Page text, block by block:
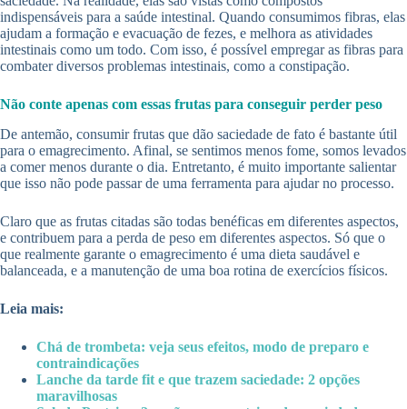
indispensáveis para a saúde intestinal. Quando consumimos fibras, elas
ajudam a formação e evacuação de fezes, e melhora as atividades
intestinais como um todo. Com isso, é possível empregar as fibras para
combater diversos problemas intestinais, como a constipação.
Não conte apenas com essas frutas para conseguir perder peso
De antemão, consumir frutas que dão saciedade de fato é bastante útil
para o emagrecimento. Afinal, se sentimos menos fome, somos levados
a comer menos durante o dia. Entretanto, é muito importante salientar
que isso não pode passar de uma ferramenta para ajudar no processo.
Claro que as frutas citadas são todas benéficas em diferentes aspectos,
e contribuem para a perda de peso em diferentes aspectos. Só que o
que realmente garante o emagrecimento é uma dieta saudável e
balanceada, e a manutenção de uma boa rotina de exercícios físicos.
Leia mais:
Chá de trombeta: veja seus efeitos, modo de preparo e
contraindicações
Lanche da tarde fit e que trazem saciedade: 2 opções
maravilhosas